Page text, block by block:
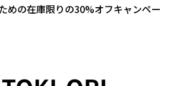
めの在庫限りの30%オフキャンペー